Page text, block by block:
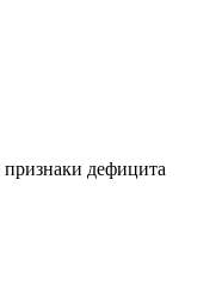
дефицита